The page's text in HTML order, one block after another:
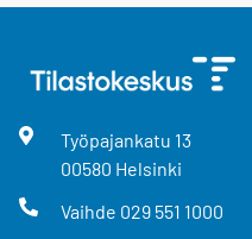
Työpajankatu 13
00580 Helsinki
Vaihde 029 551 1000